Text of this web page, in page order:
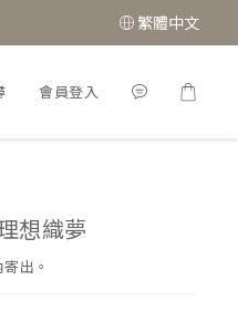
繁體中文
會員登入
想織夢
出。